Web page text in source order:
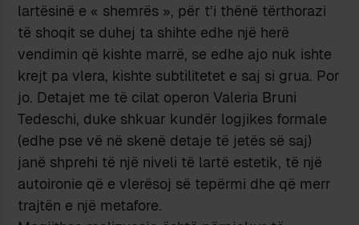
lartësinë e « shemrës », për t’i thënë tërthorazi
të shoqit se duhej ta shihte edhe një herë
vendimin që kishte marrë, se edhe ajo nuk ishte
krejt pa vlera, kishte subtilitetet e saj si grua. Por
jo. Detajet me të cilat operon Valeria Bruni
Tedeschi, duke shkuar kundër logjikes formale
(edhe pse vë në skenë detaje të jetës së saj)
janë shprehi të një niveli të lartë estetik, të një
autoironie që e vlerësoj së tepërmi dhe që merr
trajtën e një metafore.